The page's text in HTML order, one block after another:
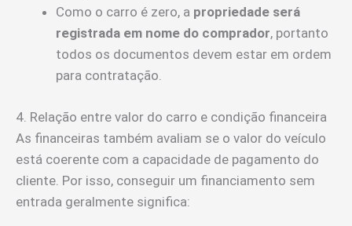
Como o carro é zero, a propriedade será
registrada em nome do comprador, portanto
todos os documentos devem estar em ordem
para contratação.
4. Relação entre valor do carro e condição financeira
As financeiras também avaliam se o valor do veículo
está coerente com a capacidade de pagamento do
cliente. Por isso, conseguir um financiamento sem
entrada geralmente significa: